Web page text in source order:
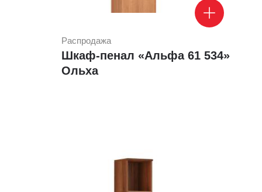
Распродажа
Шкаф-пенал «Альфа 61 534»
Ольха